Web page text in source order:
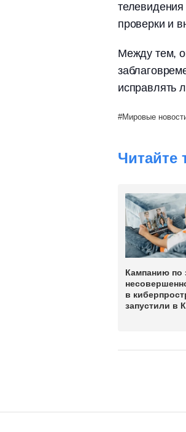
телевидения
проверки и
Между тем,
исправлять
Мировые
Читайте
Кампанию по
в
запустили в